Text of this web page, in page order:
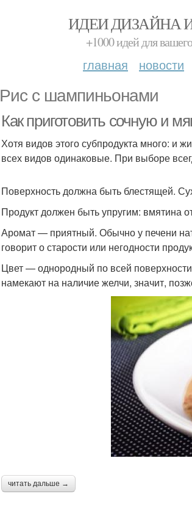
ИДЕИ ДИЗАЙНА
+1000 идей для
главная новости
Рис с шампиньонами
Как приготовить сочную и
Хотя видов этого субпродукта много: и
всех видов одинаковые. При выборе
Поверхность должна быть блестящей.
Продукт должен быть упругим: вмятина
Аромат — приятный. Обычно у печени
говорит о старости или негодности
Цвет — однородный по всей
намекают на наличие желчи, значит,
читать дальше →